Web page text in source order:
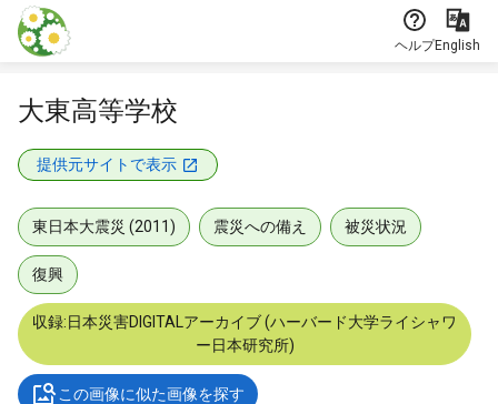
本文に飛ぶ
ヘルプEnglish
大東高等学校
提供元サイトで表示
東日本大震災 (2011) 震災への備え 被災状況
復興
収録:日本災害DIGITALアーカイブ (ハーバード大学ライシャワ
ー日本研究所)
この画像に似た画像を探す